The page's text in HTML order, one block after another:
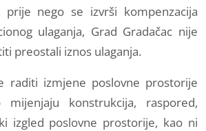
prije nego se izvrši kompenzacija
ulaganja, Grad Gradačac nije
preostali iznos ulaganja.
raditi izmjene poslovne prostorije
konstrukcija, raspored,
izgled poslovne prostorije, kao ni